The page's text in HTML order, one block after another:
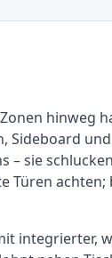
hinweg
Sideboard
sie
Türen achten;
integrierter,